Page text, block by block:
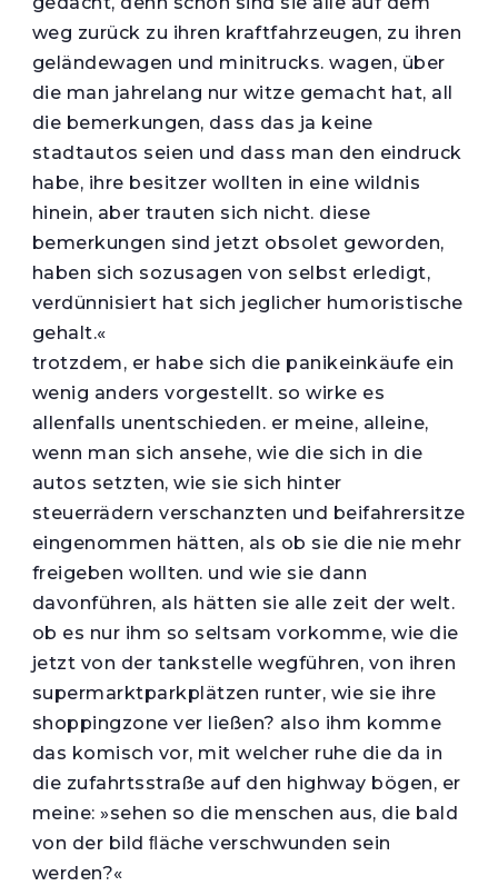
weg zurück zu ihren kraftfahrzeugen, zu ihren
geländewagen und minitrucks. wagen, über
die man jahrelang nur witze gemacht hat, all
die bemerkungen, dass das ja keine
stadtautos seien und dass man den eindruck
habe, ihre besitzer wollten in eine wildnis
hinein, aber trauten sich nicht. diese
bemerkungen sind jetzt obsolet geworden,
haben sich sozusagen von selbst erledigt,
verdünnisiert hat sich jeglicher humoristische
gehalt.«
trotzdem, er habe sich die panikeinkäufe ein
wenig anders vorgestellt. so wirke es
allenfalls unentschieden. er meine, alleine,
wenn man sich ansehe, wie die sich in die
autos setzten, wie sie sich hinter
steuerrädern verschanzten und beifahrersitze
eingenommen hätten, als ob sie die nie mehr
freigeben wollten. und wie sie dann
davonführen, als hätten sie alle zeit der welt.
ob es nur ihm so seltsam vorkomme, wie die
jetzt von der tankstelle wegführen, von ihren
supermarktparkplätzen runter, wie sie ihre
shoppingzone ver ließen? also ihm komme
das komisch vor, mit welcher ruhe die da in
die zufahrtsstraße auf den highway bögen, er
meine: »sehen so die menschen aus, die bald
von der bild ﬂäche verschwunden sein
werden?«